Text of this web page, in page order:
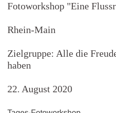
Fotoworkshop "Eine
Rhein-Main
Zielgruppe: Alle die
haben
22. August 2020